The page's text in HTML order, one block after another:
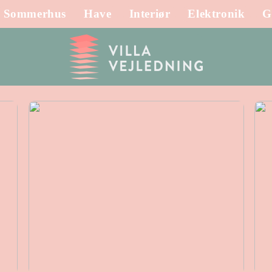
Sommerhus Have Interiør Elektronik